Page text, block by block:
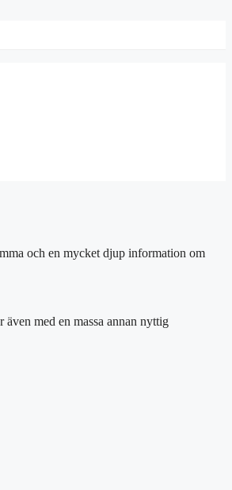
och en mycket djup information om
med en massa annan nyttig